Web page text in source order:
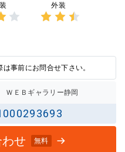
外装
事前にお問合せ下さい。
ＷＥＢギャラリー静岡
せ 無料